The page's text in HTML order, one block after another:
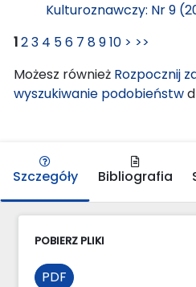
Kulturoznawczy: Nr 9
123 4 56 7 8910 > >>
Możesz również Rozpocznij
wyszukiwanie podobieństw
Szczegóły Bibliografia
POBIERZ PLIKI
PDF